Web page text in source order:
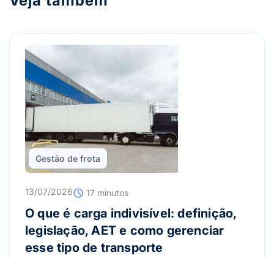
Gestão de frota
13/07/2026 17 minutos
O que é carga indivisível: definição,
legislação, AET e como gerenciar
esse tipo de transporte